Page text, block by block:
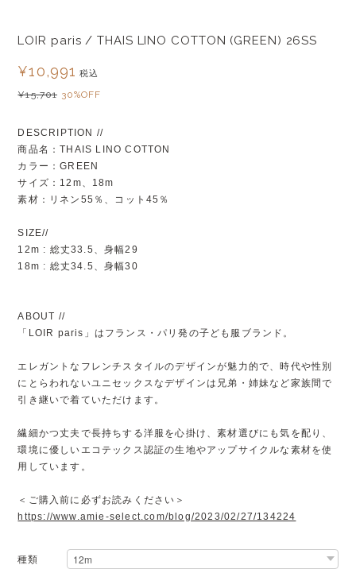
LOIR paris / THAIS LINO COTTON (GREEN) 26SS
¥10,991 税込
¥15,701 30%OFF
DESCRIPTION //
商品名：THAIS LINO COTTON
カラー：GREEN
サイズ：12m、18m
素材：リネン55％、コット45％
SIZE//
12m : 総丈33.5、身幅29
18m : 総丈34.5、身幅30
ABOUT //
「LOIR paris」はフランス・パリ発の子ども服ブランド。
エレガントなフレンチスタイルのデザインが魅力的で、時代や性別
にとらわれないユニセックスなデザインは兄弟・姉妹など家族間で
引き継いで着ていただけます。
繊細かつ丈夫で長持ちする洋服を心掛け、素材選びにも気を配り、
環境に優しいエコテックス認証の生地やアップサイクルな素材を使
用しています。
＜ご購入前に必ずお読みください＞
https://www.amie-select.com/blog/2023/02/27/134224
種類